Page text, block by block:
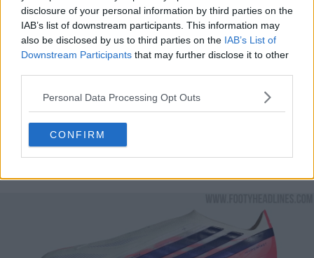
disclosure of your personal information by third parties on the
IAB’s list of downstream participants. This information may
also be disclosed by us to third parties on the IAB’s List of
Downstream Participants that may further disclose it to other
Personal Data Processing Opt Outs
CONFIRM
la suela con tacos en forma de cuchilla para una
tracción rápida y cambios de dirección bruscos.
Plantilla con núcleo: Reduce el peso sin perder
rigidez y con un aspecto minimalista.
Plantilla Lightstrike Pro: amortiguación ligera y
Precio:unos 260 USD (220 GBP, 260 EUR) para las
versiones Elite
Combinación de colores:
Solar Turbo